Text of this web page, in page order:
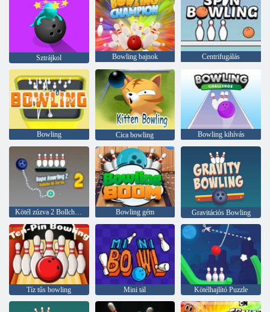
Sztrájkol Bowling bajnok Centrifugálás
Bowling Cica bowling Bowling kihívás
Kötél zúzva 2 Bollche de corda Bowling gém Gravitációs Bowling
Tíz tűs bowling Mini tál Kötélhajlító Puzzle